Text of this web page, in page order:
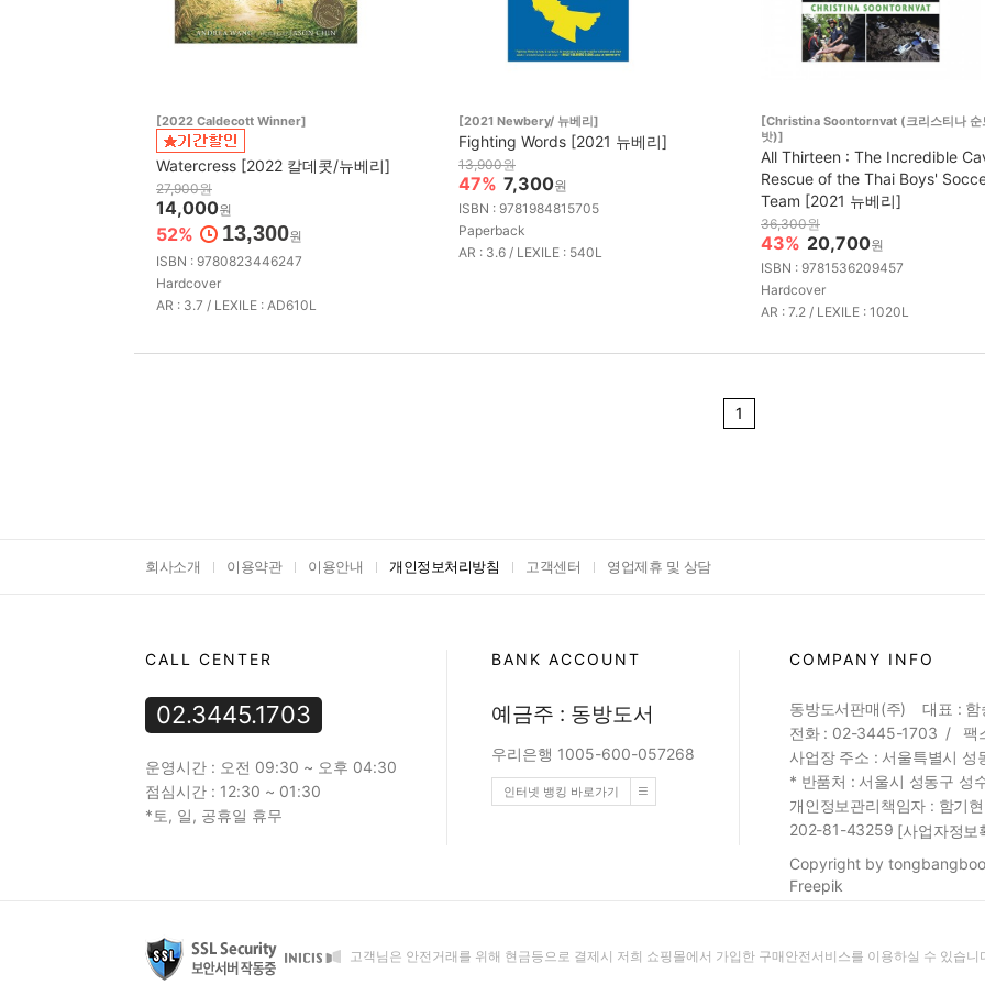
[2022 Caldecott Winner]
Watercress [2022 칼데콧/뉴베리]
27,900원
14,000원
52% 13,300원
ISBN : 9780823446247
Hardcover
AR : 3.7 / LEXILE : AD610L
[2021 Newbery/ 뉴베리]
Fighting Words [2021 뉴베리]
13,900원
47% 7,300원
ISBN : 9781984815705
Paperback
AR : 3.6 / LEXILE : 540L
[Christina Soontornvat (크리스티나 순
밧)]
All Thirteen : The Incredible
Rescue of the Thai Boys'
Team [2021 뉴베리]
36,300원
43% 20,700원
ISBN : 9781536209457
Hardcover
AR : 7.2 / LEXILE : 1020L
1
회사소개 이용약관 이용안내 개인정보처리방침 고객센터 영업제휴 및 상담
CALL CENTER
02.3445.1703
운영시간 : 오전 09:30 ~ 오후 04:30
점심시간 : 12:30 ~ 01:30
*토, 일, 공휴일 휴무
BANK ACCOUNT
예금주 : 동방도서
우리은행 1005-600-057268
인터넷 뱅킹 바로가기
COMPANY INFO
동방도서판매(주) 대표 : 함
전화 : 02-3445-1703 / 팩
사업장 주소 : 서울특별시 성
* 반품처 : 서울시 성동구 성
개인정보관리책임자 : 함기
202-81-43259 [사업자정보
Copyright by
Freepik
고객님은 안전거래를 위해 현금등으로 결제시 저희 쇼핑몰에서 가입한 구매안전서비스를 이용하실 수 있습니